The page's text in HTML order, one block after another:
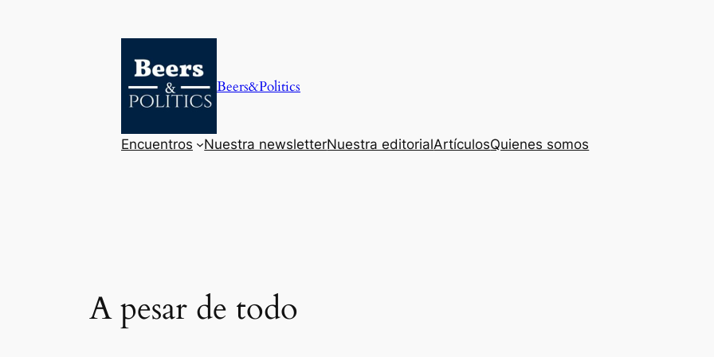
Beers&Politics
Encuentros Nuestra newsletterNuestra editorialArtículosQuienes somos
A pesar de todo